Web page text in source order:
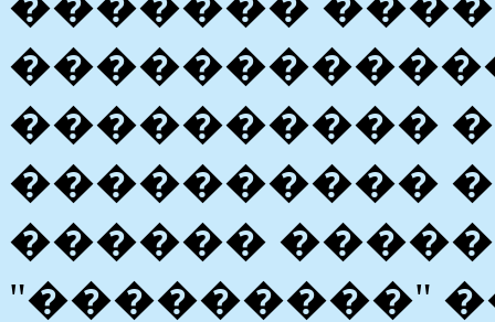
����������
����������
������
"���������"